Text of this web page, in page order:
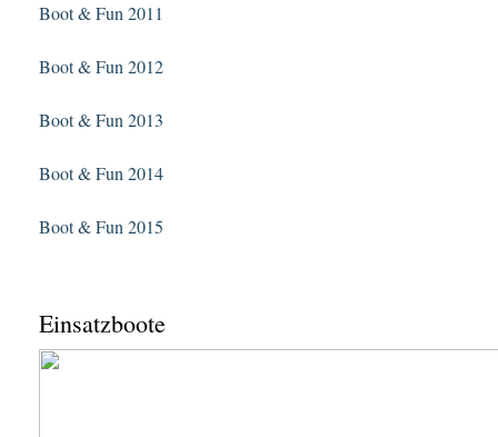
Boot & Fun 2011
Boot & Fun 2012
Boot & Fun 2013
Boot & Fun 2014
Boot & Fun 2015
Einsatzboote